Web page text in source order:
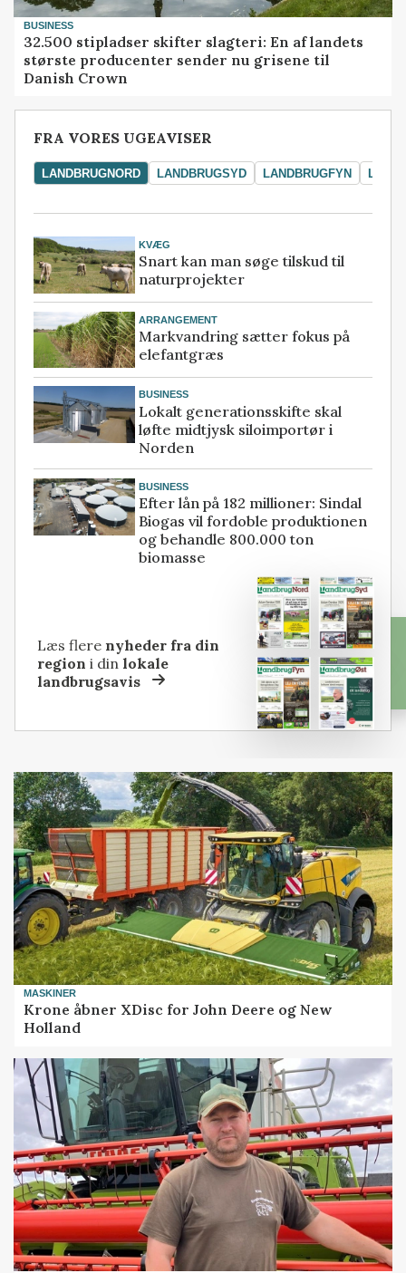
BUSINESS
32.500 stipladser skifter slagteri: En af landets
største producenter sender nu grisene til
Danish Crown
FRA VORES UGEAVISER
LANDBRUGNORD LANDBRUGSYD LANDBRUGFYN
KVÆG
Snart kan man søge tilskud til
naturprojekter
ARRANGEMENT
Markvandring sætter fokus på
elefantgræs
BUSINESS
Lokalt generationsskifte skal
løfte midtjysk siloimportør i
Norden
BUSINESS
Efter lån på 182 millioner: Sindal
Biogas vil fordoble produktionen
og behandle 800.000 ton
biomasse
Læs flere nyheder fra din
region i dinlokale
landbrugsavis
MASKINER
Krone åbner XDisc for John Deere og New
Holland